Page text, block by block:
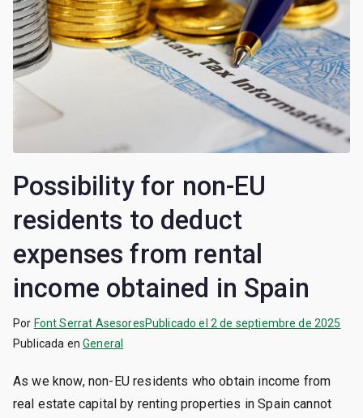
Possibility for non-EU
residents to deduct
expenses from rental
income obtained in Spain
Por Font Serrat AsesoresPublicado el 2 de septiembre de 2025
Publicada enGeneral
As we know, non-EU residents who obtain income from
real estate capital by renting properties in Spain cannot